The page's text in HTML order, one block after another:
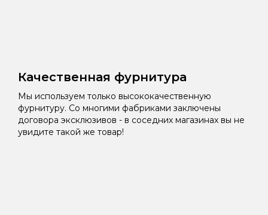
Качественная фурнитура
Мы используем только высококачественную
фурнитуру. Со многими фабриками заключены
договора эксклюзивов - в соседних магазинах вы не
увидите такой же товар!